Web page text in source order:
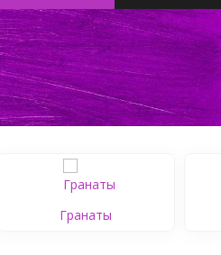
Гранаты